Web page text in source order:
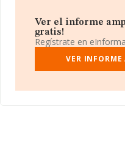
Ver el informe
gratis!
Regístrate en
VER INFORME